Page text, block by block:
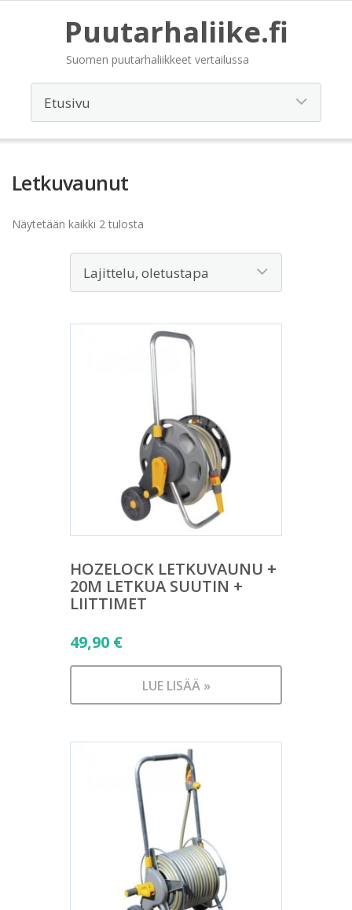
Puutarhaliike.fi
Suomen puutarhaliikkeet vertailussa
Letkuvaunut
Näytetään kaikki 2 tulosta
HOZELOCK LETKUVAUNU +
20M LETKUA SUUTIN +
LIITTIMET
49,90 €
LUE LISÄÄ »